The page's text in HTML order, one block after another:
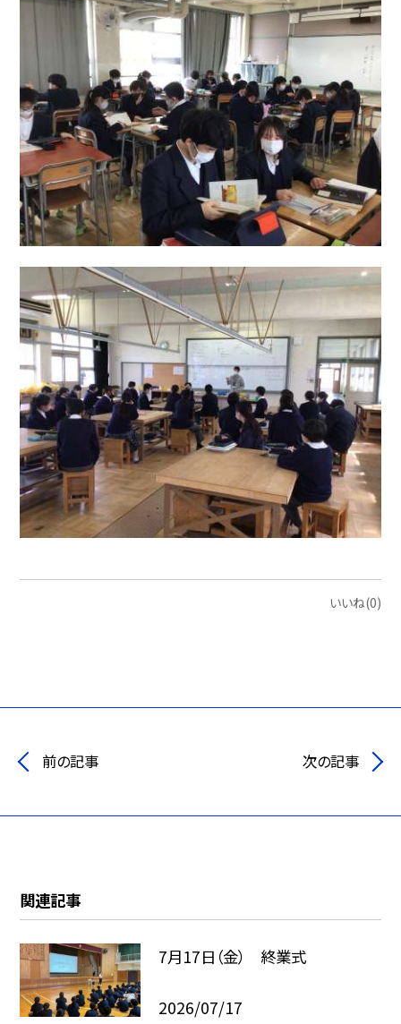
いいね(0)
前の記事 次の記事
関連記事
7月17日（金） 終業式
2026/07/17